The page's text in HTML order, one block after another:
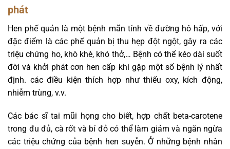
phát
Hen phế quản là một bệnh mãn tính về đường hô hấp, với
đặc điểm là các phế quản bị thu hẹp đột ngột, gây ra các
triệu chứng ho, khò khè, khó thở,… Bệnh có thể kéo dài suốt
đời và khởi phát cơn hen cấp khi gặp một số bệnh lý nhất
định. các điều kiện thích hợp như thiếu oxy, kích động,
nhiễm trùng, v.v.
Các bác sĩ tai mũi họng cho biết, hợp chất beta-carotene
trong đu đủ, cà rốt và bí đỏ có thể làm giảm và ngăn ngừa
các triệu chứng của bệnh hen suyễn. Ở những bệnh nhân